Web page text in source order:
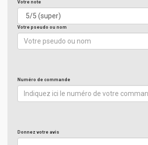
Votre note
Votre pseudo ou nom
Numéro de commande
Donnez votre avis